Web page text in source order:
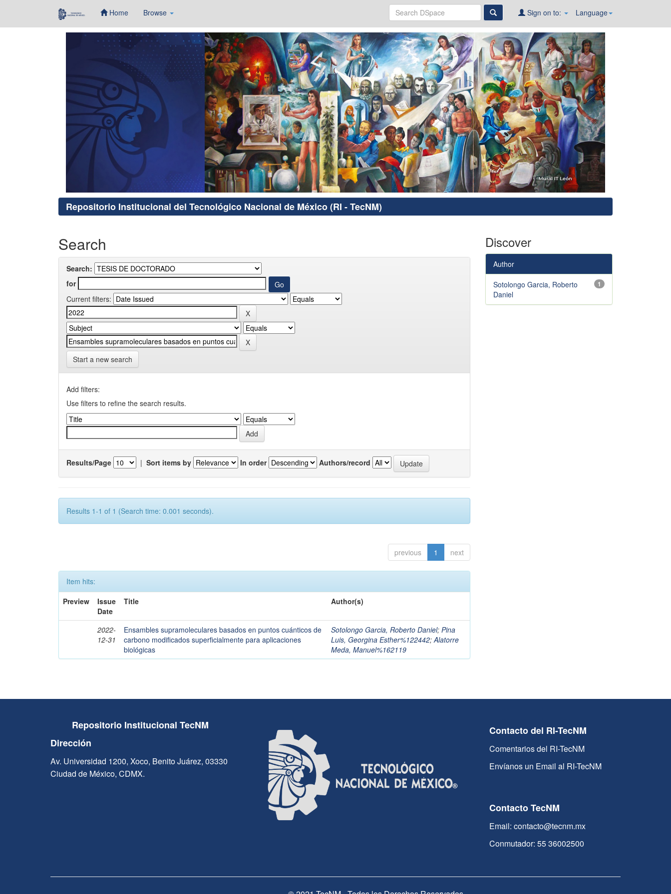
Home Browse Language
Sign on to:
Repositorio Institucional del Tecnológico Nacional de México (RI - TecNM)
Search
Search:
for
Current filters:
Start a new search
Add filters:
Use filters to refine the search results.
Results/Page | Sort items by In order Authors/record
Results 1-1 of 1 (Search time: 0.001 seconds).
previous 1 next
Item hits:
Preview
Issue
Date
Title Author(s)
2022-
12-31
Ensambles supramoleculares basados en puntos cuánticos de
carbono modificados superficialmente para aplicaciones
biológicas
Sotolongo Garcia, Roberto Daniel; Pina
Luis, Georgina Esther%122442;Alatorre
Meda, Manuel%162119
Discover
Author
1
Sotolongo Garcia, Roberto
Daniel
Repositorio Institucional TecNM
Dirección
Av. Universidad 1200, Xoco, Benito Juárez, 03330
Ciudad de México, CDMX.
Contacto del RI-TecNM
Comentarios del RI-TecNM
Envíanos un Email al RI-TecNM
Contacto TecNM
Email: contacto@tecnm.mx
Conmutador: 55 36002500